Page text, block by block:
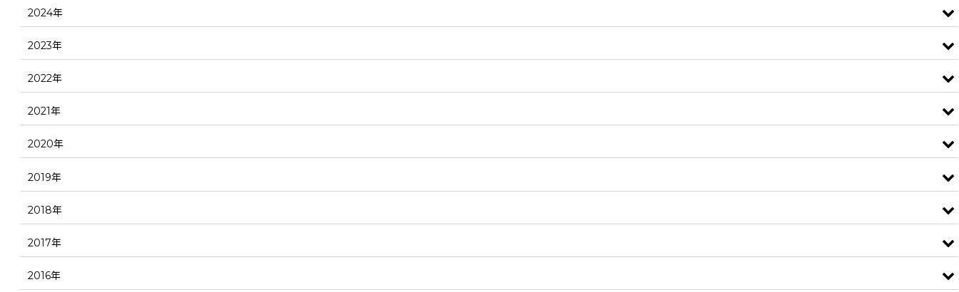
2024年
2023年
2022年
2021年
2020年
2019年
2018年
2017年
2016年